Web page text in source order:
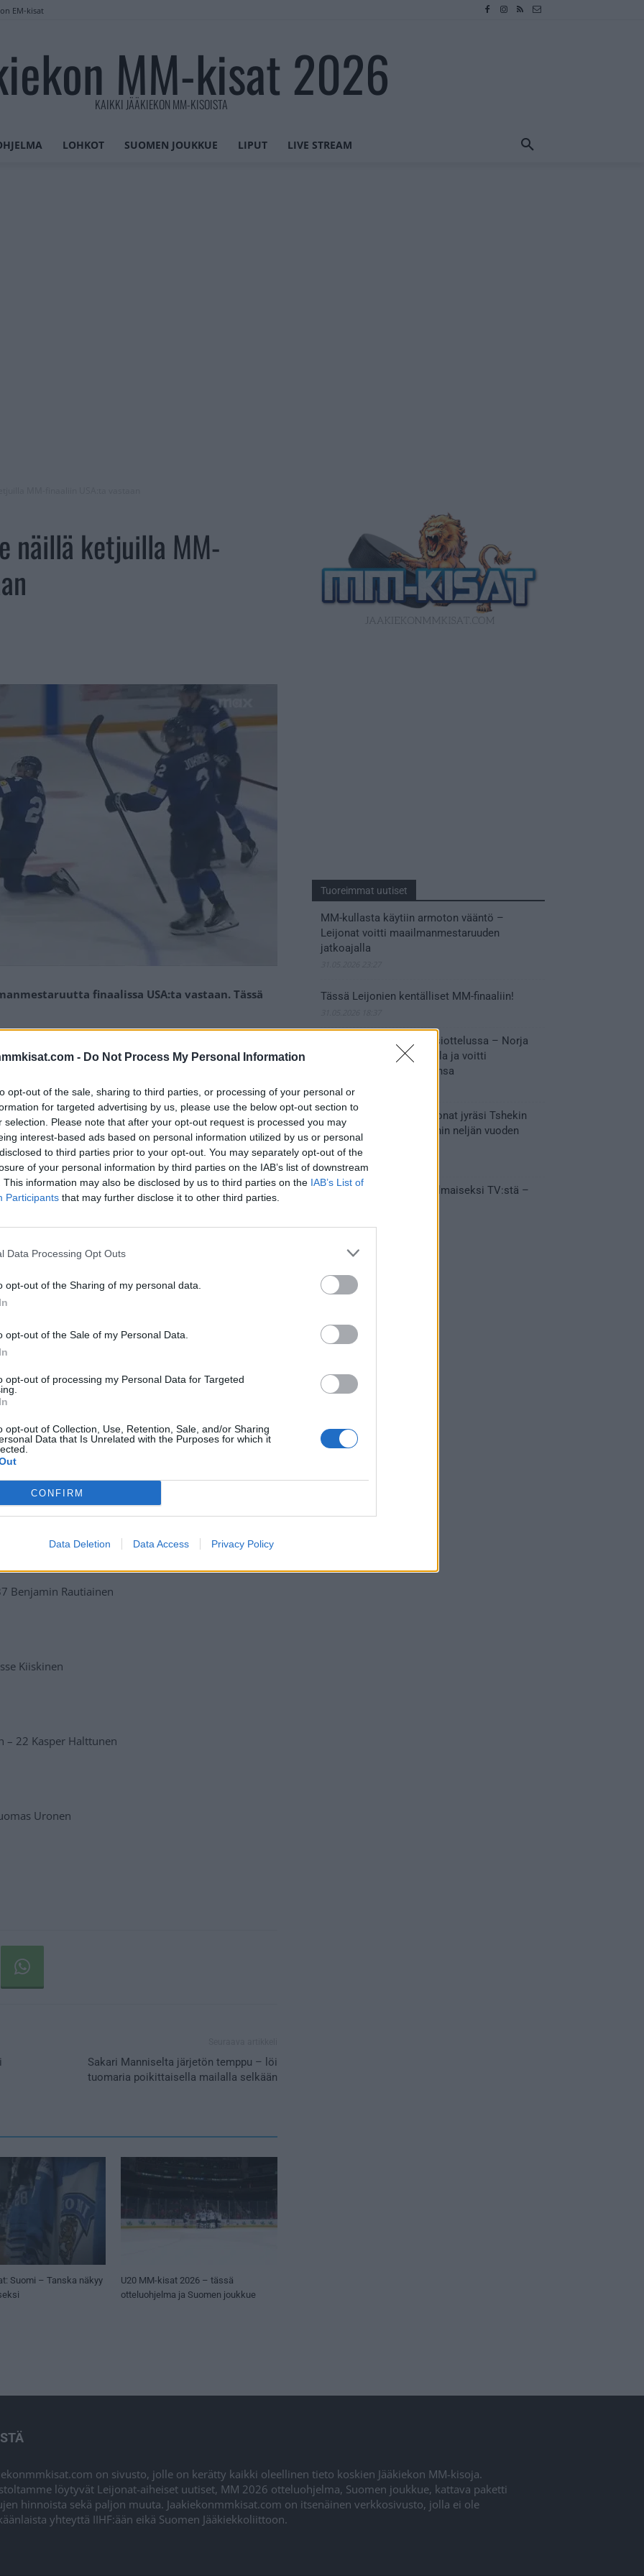
- Do Not Process My Personal Information
opt-out of the sale, sharing to third parties, or processing of your personal or
for targeted advertising by us, please use the below opt-out section to
selection. Please note that after your opt-out request is processed you may
interest-based ads based on personal information utilized by us or personal
to third parties prior to your opt-out. You may separately opt-out of the
of your personal information by third parties on the IAB’s list of downstream
This information may also be disclosed by us to third parties on the IAB’s List of
Participants that may further disclose it to other third parties.
Data Processing Opt Outs
opt-out of the Sharing of my personal data.
opt-out of the Sale of my Personal Data.
opt-out of processing my Personal Data for Targeted
opt-out of Collection, Use, Retention, Sale, and/or Sharing
Data that Is Unrelated with the Purposes for which it
CONFIRM
Data Deletion Data Access Privacy Policy
EM-kisat
MM-kisat 2026
KAIKKI JÄÄKIEKON MM-KISOISTA
LOHKOT SUOMEN JOUKKUE LIPUT LIVE STREAM
näillä ketjuilla MM-
finaalissa USA:ta vastaan. Tässä
oikein urakalla, jotta Suomi voisi voittaa
tapissa ja tolppien välissä jäätävän
jälkeen, vaan samoihin pelaajiin luotetaan.
jolta vaaditaan jälleen huippusuoritus.
Mainos:
finaaliin
Benjamin Rautiainen
Kiiskinen
– 22 Kasper Halttunen
Uronen
Sakari Manniselta järjetön temppu – löi
tuomaria poikittaisella mailalla selkään
Suomi – Tanska näkyy
U20 MM-kisat 2026 – tässä
otteluohjelma ja Suomen joukkue
Tuoreimmat uutiset
MM-kullasta käytiin armoton vääntö –
Leijonat voitti maailmanmestaruuden
jatkoajalla
Tässä Leijonien kentälliset MM-finaaliin!
Huikeaa draamaa pronssiottelussa – Norja
kaatoi Kanadan jatkoajalla ja voitti
ensimmäisen MM-mitalinsa
31.05.2026 18:25
Vakuuttava esitys – Leijonat jyräsi Tshekin
nurin ja eteni mitalipeleihin neljän vuoden
tauon jälkeen
28.05.2026 19:11
Suomi – Tshekki näkyy ilmaiseksi TV:stä –
on sivusto, jolle on kerätty kaikki oleellinen tieto koskien Jääkiekon MM-kisoja.
löytyvät Leijonat-aiheiset uutiset, MM 2026 otteluohjelma, Suomen joukkue, kattava paketti
hinnoista sekä paljon muuta. Jaakiekonmmkisat.com on itsenäinen verkkosivusto, jolla ei ole
yhteyttä IIHF:ään eikä Suomen Jääkiekkoliittoon.